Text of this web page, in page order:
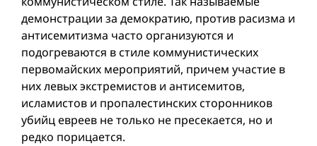
демонстрации за демократию, против расизма и
антисемитизма часто организуются и
подогреваются в стиле коммунистических
первомайских мероприятий, причем участие в
них левых экстремистов и антисемитов,
исламистов и пропалестинских сторонников
убийц евреев не только не пресекается, но и
редко порицается.